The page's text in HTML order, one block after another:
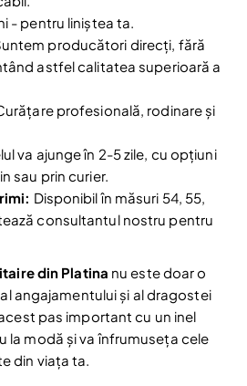
doar pentru abonați
și promoțiile abonându-te
acord cu Politica de confidentialitate
- pentru liniștea ta.
producători direcți, fără
astfel calitatea superioară a
profesională, rodinare și
va ajunge în 2-5 zile, cu opțiuni
sau prin curier.
Disponibil în măsuri 54, 55,
consultantul nostru pentru
din Platina nu este doar o
angajamentului și al dragostei
pas important cu un inel
la modă și va înfrumuseța cele
din viața ta.